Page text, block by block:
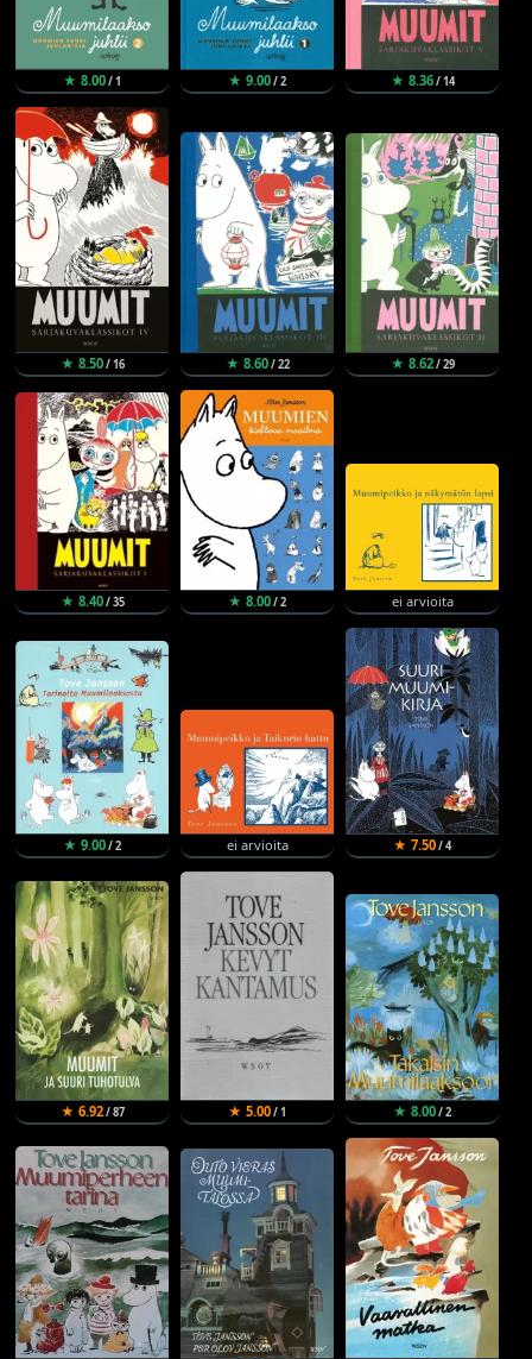
★ 8.00/ 1 ★ 9.00/ 2 ★ 8.36/ 14
★ 8.50/ 16 ★ 8.60/ 22 ★ 8.62/ 29
★ 8.40/ 35 ★ 8.00/ 2 ei arvioita
★ 9.00/ 2 ei arvioita ★ 7.50/ 4
★ 6.92/ 87 ★ 5.00/ 1 ★ 8.00/ 2